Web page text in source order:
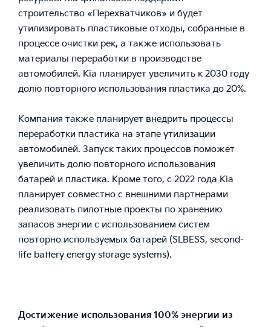
строительство «Перехватчиков» и будет
утилизировать пластиковые отходы, собранные в
процессе очистки рек, а также использовать
материалы переработки в производстве
автомобилей. Kia планирует увеличить к 2030 году
долю повторного использования пластика до 20%.
Компания также планирует внедрить процессы
переработки пластика на этапе утилизации
автомобилей. Запуск таких процессов поможет
увеличить долю повторного использования
батарей и пластика. Кроме того, с 2022 года Kia
планирует совместно с внешними партнерами
реализовать пилотные проекты по хранению
запасов энергии с использованием систем
повторно используемых батарей (SLBESS, second-
life battery energy storage systems).
Достижение использования 100% энергии из